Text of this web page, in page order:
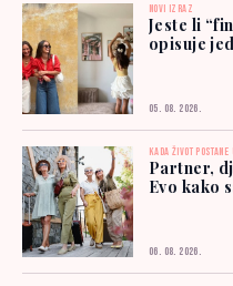
NOVI IZRAZ
Jeste li
opisuje
05. 08. 2026.
KADA ŽIVOT POSTANE
Partner,
Evo kako
06. 08. 2026.